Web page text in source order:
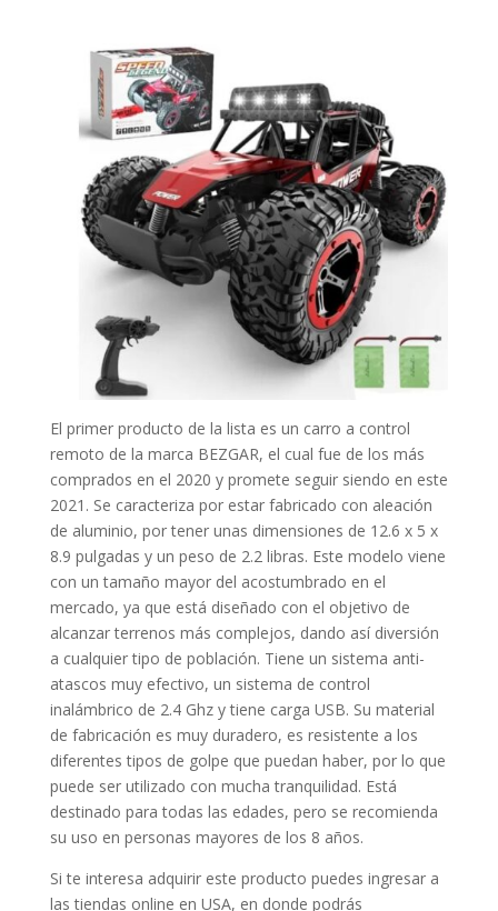
El primer producto de la lista es un carro a control
remoto de la marca BEZGAR, el cual fue de los más
comprados en el 2020 y promete seguir siendo en este
2021. Se caracteriza por estar fabricado con aleación
de aluminio, por tener unas dimensiones de 12.6 x 5 x
8.9 pulgadas y un peso de 2.2 libras. Este modelo viene
con un tamaño mayor del acostumbrado en el
mercado, ya que está diseñado con el objetivo de
alcanzar terrenos más complejos, dando así diversión
a cualquier tipo de población. Tiene un sistema anti-
atascos muy efectivo, un sistema de control
inalámbrico de 2.4 Ghz y tiene carga USB. Su material
de fabricación es muy duradero, es resistente a los
diferentes tipos de golpe que puedan haber, por lo que
puede ser utilizado con mucha tranquilidad. Está
destinado para todas las edades, pero se recomienda
su uso en personas mayores de los 8 años.
Si te interesa adquirir este producto puedes ingresar a
las tiendas online en USA, en donde podrás